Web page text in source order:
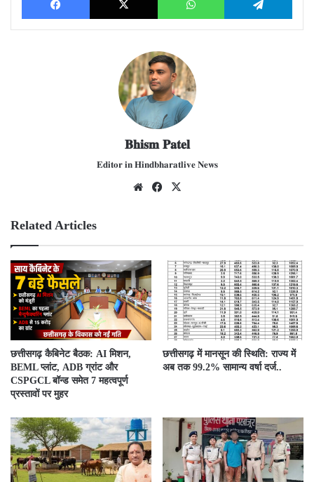
𝐁𝐡𝐢𝐬𝐦 𝐏𝐚𝐭𝐞𝐥
𝐄𝐝𝐢𝐭𝐨𝐫 𝐢𝐧 𝐇𝐢𝐧𝐝𝐛𝐡𝐚𝐫𝐚𝐭𝐥𝐢𝐯𝐞 𝐍𝐞𝐰𝐬
We
Fac
Related Articles
छत्तीसगढ़ कैबिनेट बैठक: AI मिशन,
BEML प्लांट, ADB ग्रांट और
CSPGCL बॉन्ड समेत 7 महत्वपूर्ण
प्रस्तावों पर मुहर
छत्तीसगढ़ में मानसून की स्थिति: राज्य में
अब तक 99.2% सामान्य वर्षा दर्ज..